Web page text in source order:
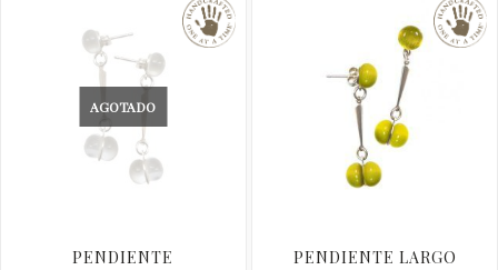
AGOTADO
PENDIENTE
PENDIENTE LARGO